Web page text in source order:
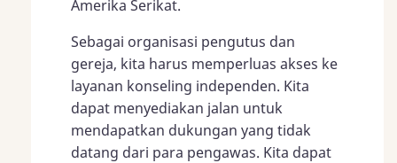
Amerika Serikat.
Sebagai organisasi pengutus dan
gereja, kita harus memperluas akses ke
layanan konseling independen. Kita
dapat menyediakan jalan untuk
mendapatkan dukungan yang tidak
datang dari para pengawas. Kita dapat